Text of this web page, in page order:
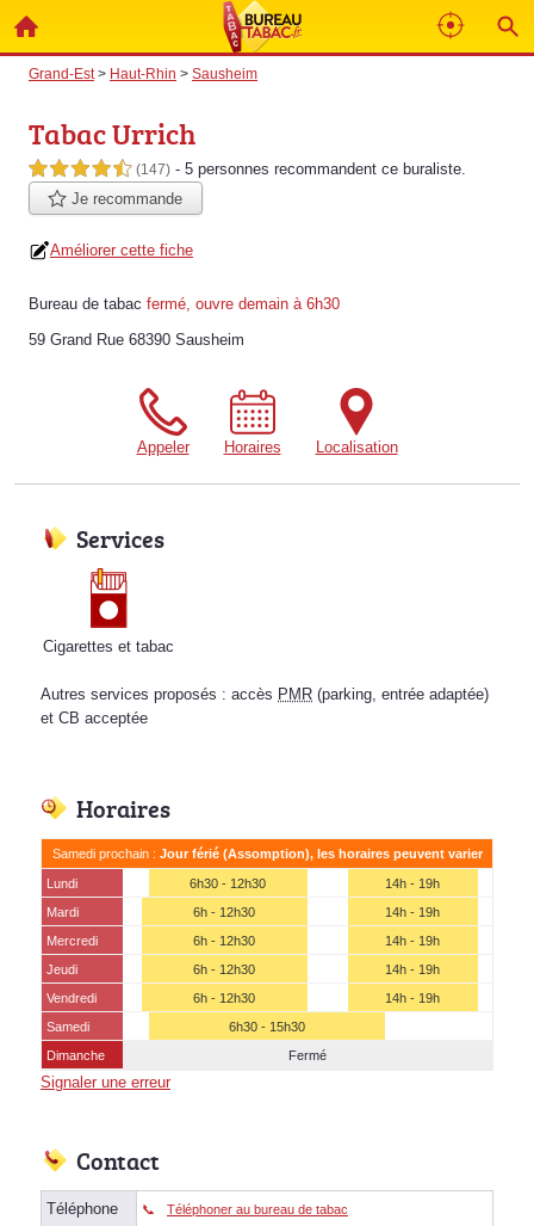
Grand-Est> Haut-Rhin > Sausheim
Tabac Urrich
4,5 étoiles sur 5 (147) - 5 personnes recommandent ce buraliste.
Je recommande
Améliorer cette fiche
Bureau de tabac fermé, ouvre demain à 6h30
59 Grand Rue 68390 Sausheim
Appeler Horaires Localisation
Services
Cigarettes et tabac
Autres services proposés : accès PMR (parking, entrée adaptée)
et CB acceptée
Horaires
Samedi prochain : Jour férié (Assomption), les horaires peuvent varier
Lundi 6h30 - 12h30
14h - 19h
Mardi
6h - 12h30
14h - 19h
Mercredi
6h - 12h30
14h - 19h
Jeudi
6h - 12h30
14h - 19h
Vendredi
6h - 12h30
14h - 19h
Samedi
6h30 - 15h30
Dimanche
Fermé
Signaler une erreur
Contact
Téléphone Téléphoner au bureau de tabac